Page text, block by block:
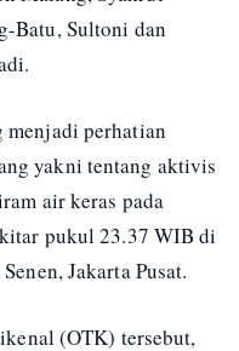
Batu, Sultoni dan
menjadi perhatian
yakni tentang aktivis
air keras pada
pukul 23.37 WIB di
Jakarta Pusat.
(OTK) tersebut,